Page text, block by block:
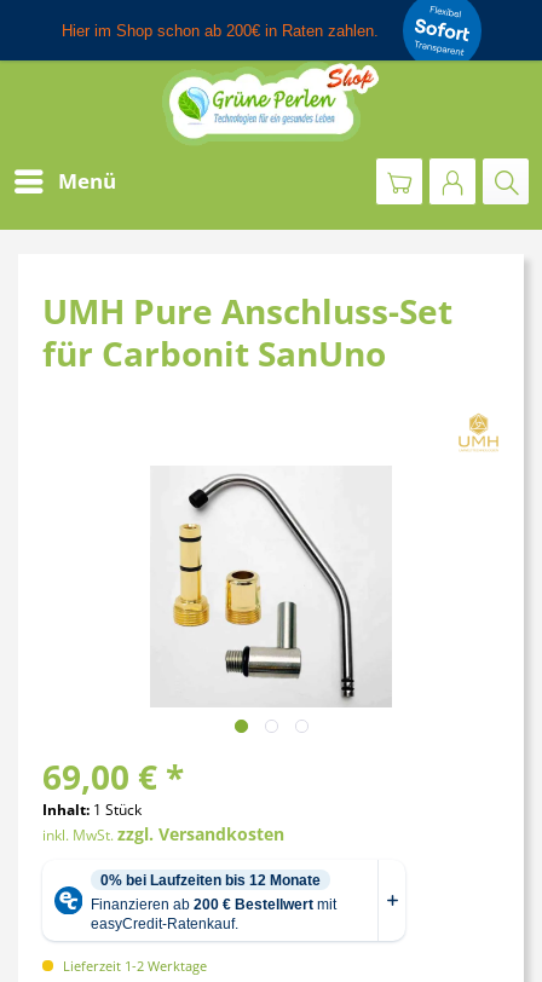
Menü
UMH Pure Anschluss-Set
für Carbonit SanUno
69,00 € *
Inhalt: 1 Stück
inkl. MwSt.zzgl. Versandkosten
Lieferzeit 1-2 Werktage